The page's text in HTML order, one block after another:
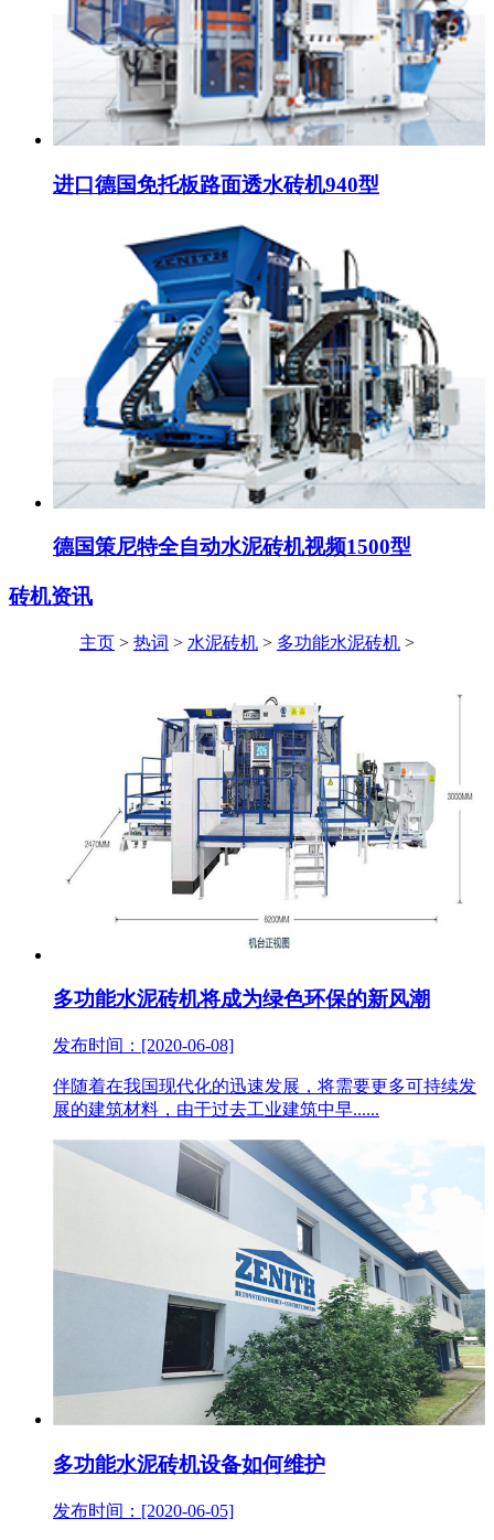
进口德国免托板路面透水砖机940型
德国策尼特全自动水泥砖机视频1500型
砖机资讯
主页 > 热词 > 水泥砖机 > 多功能水泥砖机 >
多功能水泥砖机将成为绿色环保的新风潮
发布时间：[2020-06-08]
伴随着在我国现代化的迅速发展，将需要更多可持续发
展的建筑材料，由于过去工业建筑中早......
多功能水泥砖机设备如何维护
发布时间：[2020-06-05]